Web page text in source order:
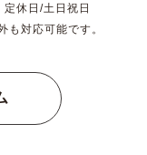
休日/土日祝日
対応可能です。